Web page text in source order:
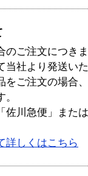
のご注文につき
当社より発送い
をご注文の場合
佐川急便」また
詳しくはこちら